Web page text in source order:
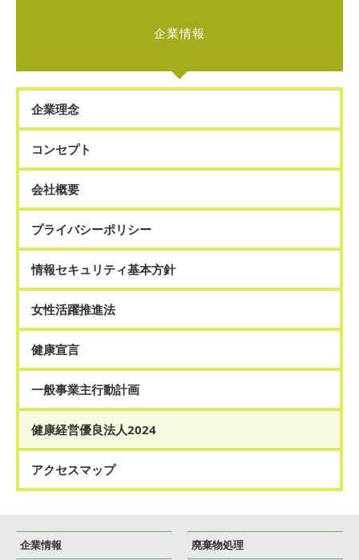
企業情報
企業理念
コンセプト
会社概要
プライバシーポリシー
情報セキュリティ基本方針
女性活躍推進法
健康宣言
一般事業主行動計画
健康経営優良法人2024
アクセスマップ
企業情報 廃棄物処理